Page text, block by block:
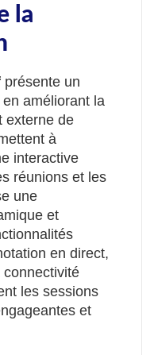
la
présente un
améliorant la
externe de
à
interactive
réunions et les
une
et
en direct,
connectivité
les sessions
et